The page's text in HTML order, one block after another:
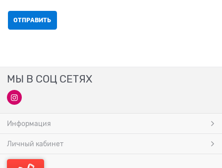
МЫ В СОЦ СЕТЯХ
Информация
Личный кабинет